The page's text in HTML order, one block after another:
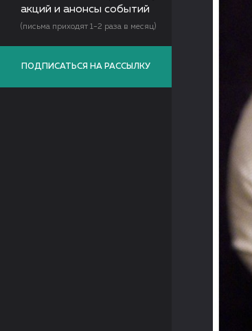
акций и анонсы событий
(письма приходят 1-2 раза в месяц)
ПОДПИСАТЬСЯ НА РАССЫЛКУ